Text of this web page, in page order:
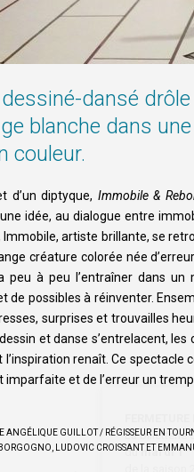
dansé
blanche dans
couleur.
d’un diptyque, Immobile &
idée, au dialogue entre
Immobile, artiste brillante, se
créature colorée née
peu à peu l’entraîner dans un
de possibles à réinventer.
surprises et trouvailles
et danse s’entrelacent,
l’inspiration renaît. Ce
imparfaite et de l’erreur un
ANGÉLIQUE GUILLOT / RÉGISSEUR EN
LUDOVIC CROISSANT ET
La billetterie
du mardi 1er